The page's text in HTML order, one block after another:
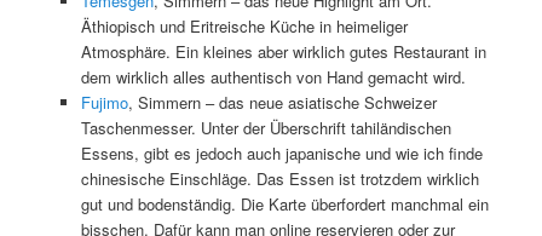
Äthiopisch und Eritreische Küche in heimeliger
Atmosphäre. Ein kleines aber wirklich gutes Restaurant in
dem wirklich alles authentisch von Hand gemacht wird.
Fujimo, Simmern – das neue asiatische Schweizer
Taschenmesser. Unter der Überschrift tahiländischen
Essens, gibt es jedoch auch japanische und wie ich finde
chinesische Einschläge. Das Essen ist trotzdem wirklich
gut und bodenständig. Die Karte überfordert manchmal ein
bisschen. Dafür kann man online reservieren oder zur